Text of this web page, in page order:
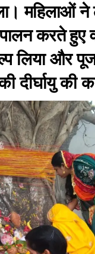
महिलाओं ने
करते हुए
लिया और
दीर्घायु की